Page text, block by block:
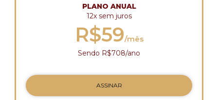
PLANO ANUAL
12x sem juros
R$59/mês
Sendo R$708/ano
ASSINAR